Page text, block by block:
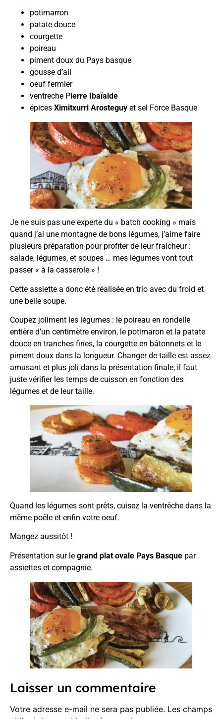
potimarron
patate douce
courgette
poireau
piment doux du Pays basque
gousse d’ail
oeuf fermier
ventreche Pierre Ibaïalde
épices Ximitxurri Arosteguy et sel Force Basque
Je ne suis pas une experte du « batch cooking » mais
quand j’ai une montagne de bons légumes, j’aime faire
plusieurs préparation pour profiter de leur fraicheur :
salade, légumes, et soupes … mes légumes vont tout
passer « à la casserole » !
Cette assiette a donc été réalisée en trio avec du froid et
une belle soupe.
Coupez joliment les légumes : le poireau en rondelle
entière d’un centimètre environ, le potimaron et la patate
douce en tranches fines, la courgette en bâtonnets et le
piment doux dans la longueur. Changer de taille est assez
amusant et plus joli dans la présentation finale, il faut
juste vérifier les temps de cuisson en fonction des
légumes et de leur taille.
Quand les légumes sont prêts, cuisez la ventrêche dans la
même poêle et enfin votre oeuf.
Mangez aussitôt !
Présentation sur le grand plat ovale Pays Basque par
assiettes et compagnie.
Laisser un commentaire
Votre adresse e-mail ne sera pas publiée. Les champs